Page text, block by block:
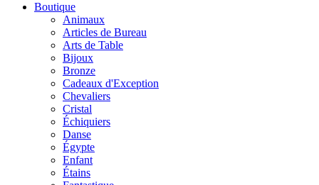
Boutique
Animaux
Articles de Bureau
Arts de Table
Bijoux
Bronze
Cadeaux d'Exception
Chevaliers
Cristal
Échiquiers
Danse
Égypte
Enfant
Étains